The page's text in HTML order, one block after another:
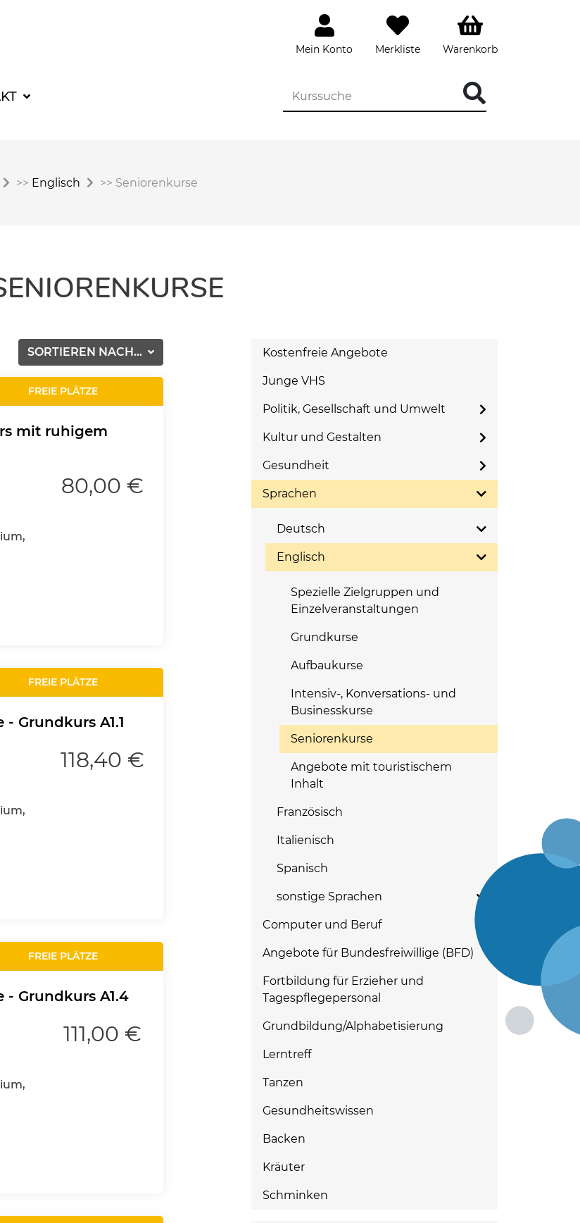
Mein Konto Merkliste Warenkorb
>> Englisch >> Seniorenkurse
SORTIEREN NACH...
FREIE PLÄTZE
mit ruhigem
80,00 €
FREIE PLÄTZE
Grundkurs A1.1
118,40 €
FREIE PLÄTZE
Grundkurs A1.4
111,00 €
Kostenfreie Angebote
Junge VHS
Politik, Gesellschaft und Umwelt
Kultur und Gestalten
Gesundheit
Sprachen
Deutsch
Englisch
Spezielle Zielgruppen und
Einzelveranstaltungen
Grundkurse
Aufbaukurse
Intensiv-, Konversations- und
Businesskurse
Seniorenkurse
Angebote mit touristischem
Inhalt
Französisch
Italienisch
Spanisch
sonstige Sprachen
Computer und Beruf
Angebote für Bundesfreiwillige (BFD)
Fortbildung für Erzieher und
Tagespflegepersonal
Grundbildung/Alphabetisierung
Lerntreff
Tanzen
Gesundheitswissen
Backen
Kräuter
Schminken